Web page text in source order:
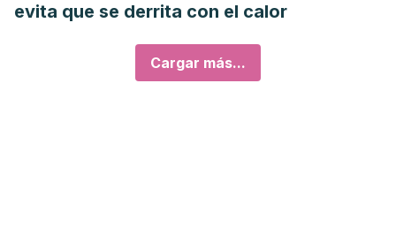
evita que se derrita con el calor
Cargar más...